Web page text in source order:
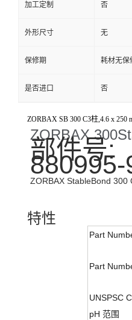
加工定制 否
外形尺寸 无
保修期 耗材无保
是否进口 否
ZORBAX SB 300 C3柱,4.6 x 250
ZORBAX
部件号:
880995-
ZORBAX StableBond
特性
Part
Part
UNSPSC
pH 范围